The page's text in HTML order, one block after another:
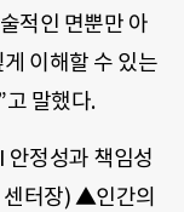
적인 면뿐만 아
이해할 수 있는
말했다.
정성과 책임성
터장) ▲인간의